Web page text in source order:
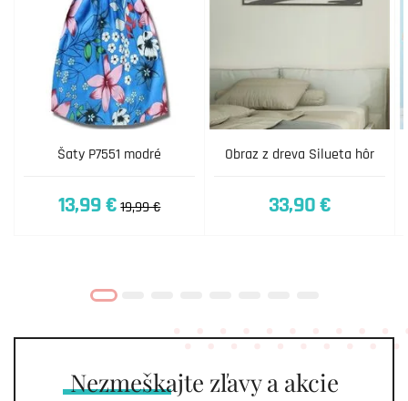
Šaty P7551 modré
13,99 € 19,99 €
Obraz z dreva Silueta hôr
33,90 €
Nezmeškajte zľavy a akcie